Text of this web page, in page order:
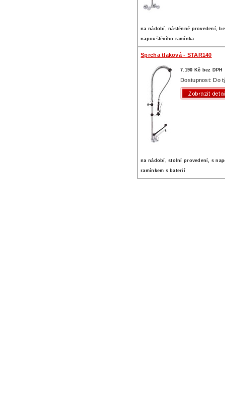
na nádobí, nástěnné provedení,
napouštěcího ramínka
Sprcha tlaková - STAR140
7.190 Kč bez DPH
Dostupnost: Do
na nádobí, stolní provedení, s
ramínkem s baterií